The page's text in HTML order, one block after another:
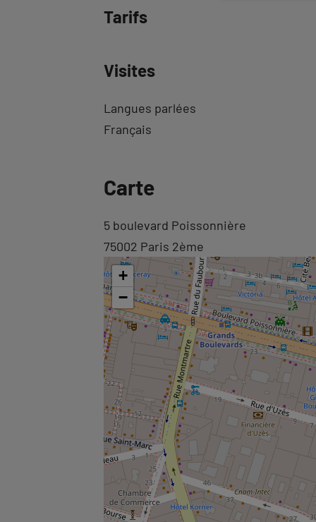
Tarifs
Visites
Langues parlées
Français
à
informations
Carte
Revenir
à
l'onglet
carte
5 boulevard Poissonnière
75002 Paris 2ème
+
−